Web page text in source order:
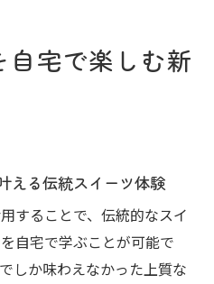
叶える上質体験
イーツオンラインのレ
スイーツ作りの基本
宅で楽しむ新
える伝統スイーツ体験
することで、伝統的なスイ
自宅で学ぶことが可能で
しか味わえなかった上質な